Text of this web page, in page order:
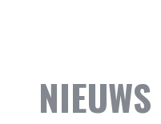
NIEUWS